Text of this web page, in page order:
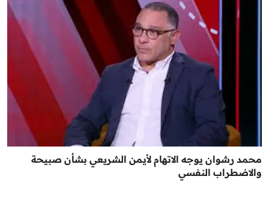
محمد رشوان يوجه الاتهام لأيمن الشريعي بشأن صبيحة
والاضطراب النفسي